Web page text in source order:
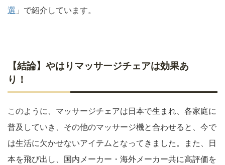
選 」で紹介しています。
【結論】やはりマッサージチェアは効果あ
り！
このように、マッサージチェアは日本で生まれ、各家庭に
普及していき、その他のマッサージ機と合わせると、今で
は生活に欠かせないアイテムとなってきました。また、日
本を飛び出し、国内メーカー・海外メーカー共に高評価を